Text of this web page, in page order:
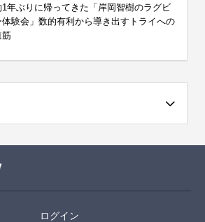
1年ぶりに帰ってきた「岸岡智樹のラグビ
体験会」数的有利から導き出すトライへの
筋
ログイン